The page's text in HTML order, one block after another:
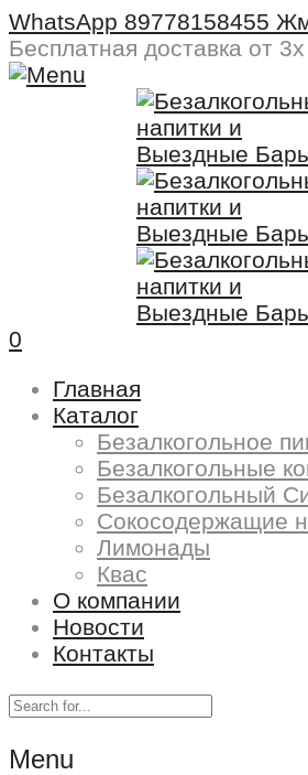
WhatsApp 89778158455
Бесплатная доставка от
0
Главная
Каталог
Безалкогольное
Безалкогольные
Безалкогольный
Сокосодержащие
Лимонады
Квас
О компании
Новости
Контакты
Menu